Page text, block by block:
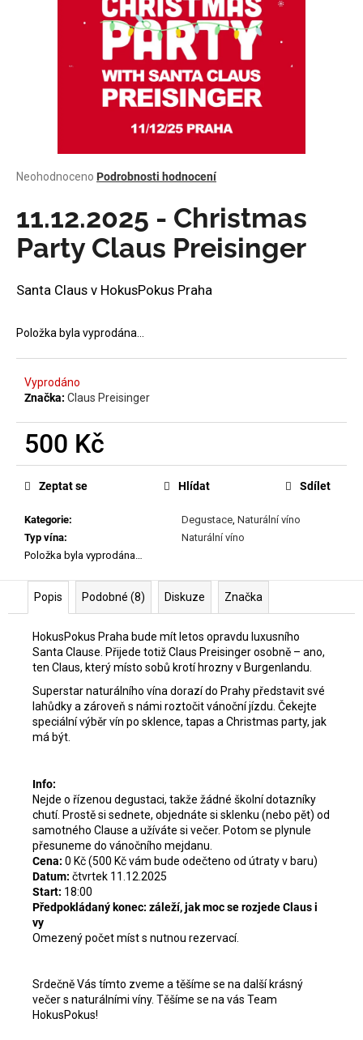
Průměrné
je
0,0
hvězdiček.
Neohodnoceno Podrobnosti hodnocení
11.12.2025 - Christmas
Party Claus Preisinger
Santa Claus v HokusPokus Praha
Položka byla vyprodána…
Vyprodáno
Značka: Claus Preisinger
500 Kč
Měrná
cena:
Kategorie: Degustace, Naturální víno
Typ vína:
Naturální víno
Položka byla vyprodána…
Zeptat se Hlídat Sdílet
Popis Podobné (8) Diskuze Značka
HokusPokus Praha bude mít letos opravdu luxusního
Santa Clause. Přijede totiž Claus Preisinger osobně – ano,
ten Claus, který místo sobů krotí hrozny v Burgenlandu.
Superstar naturálního vína dorazí do Prahy představit své
lahůdky a zároveň s námi roztočit vánoční jízdu. Čekejte
speciální výběr vín po sklence, tapas a Christmas party, jak
má být.
Info:
Nejde o řízenou degustaci, takže žádné školní dotazníky
chutí. Prostě si sednete, objednáte si sklenku (nebo pět) od
samotného Clause a užíváte si večer. Potom se plynule
přesuneme do vánočního mejdanu.
Cena: 0 Kč (500 Kč vám bude odečteno od útraty v baru)
Datum: čtvrtek 11.12.2025
Start: 18:00
Předpokládaný konec: záleží, jak moc se rozjede Claus i
vy
Omezený počet míst s nutnou rezervací.
Srdečně Vás tímto zveme a těšíme se na další krásný
večer s naturálními víny. Těšíme se na vás Team
HokusPokus!
D
p
r
č
u
e
m
CUVÉE
MARGUERITE
2024
699